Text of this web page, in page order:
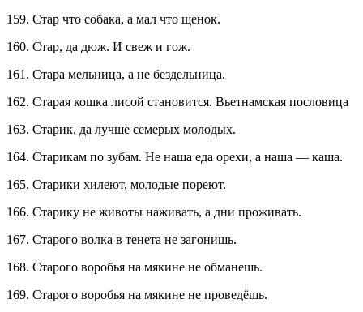
159. Стар что собака, а мал что щенок.
160. Стар, да дюж. И свеж и гож.
161. Стара мельница, а не бездельница.
162. Старая кошка лисой становится. Вьетнамская пословица
163. Старик, да лучше семерых молодых.
164. Старикам по зубам. Не наша еда орехи, а наша — каша.
165. Старики хилеют, молодые пореют.
166. Старику не животы наживать, а дни проживать.
167. Старого волка в тенета не загонишь.
168. Старого воробья на мякине не обманешь.
169. Старого воробья на мякине не проведёшь.